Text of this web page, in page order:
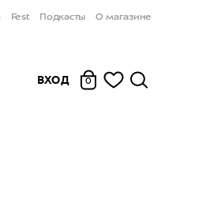
Fest Подкасты О магазине
ВХОД 0